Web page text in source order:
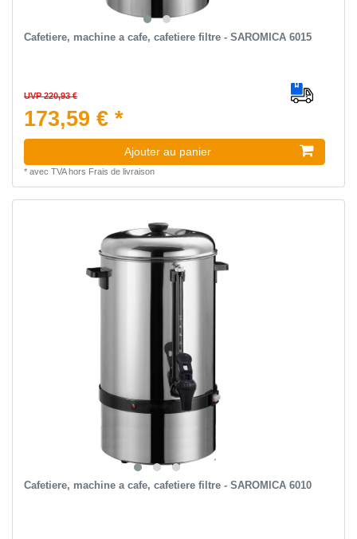
Сafetiere, machine a cafe, cafetiere filtre - SAROMICA 6015
UVP 220,93 €
173,59 € *
Ajouter au panier
* avec TVAhors Frais de livraison
Сafetiere, machine a cafe, cafetiere filtre - SAROMICA 6010